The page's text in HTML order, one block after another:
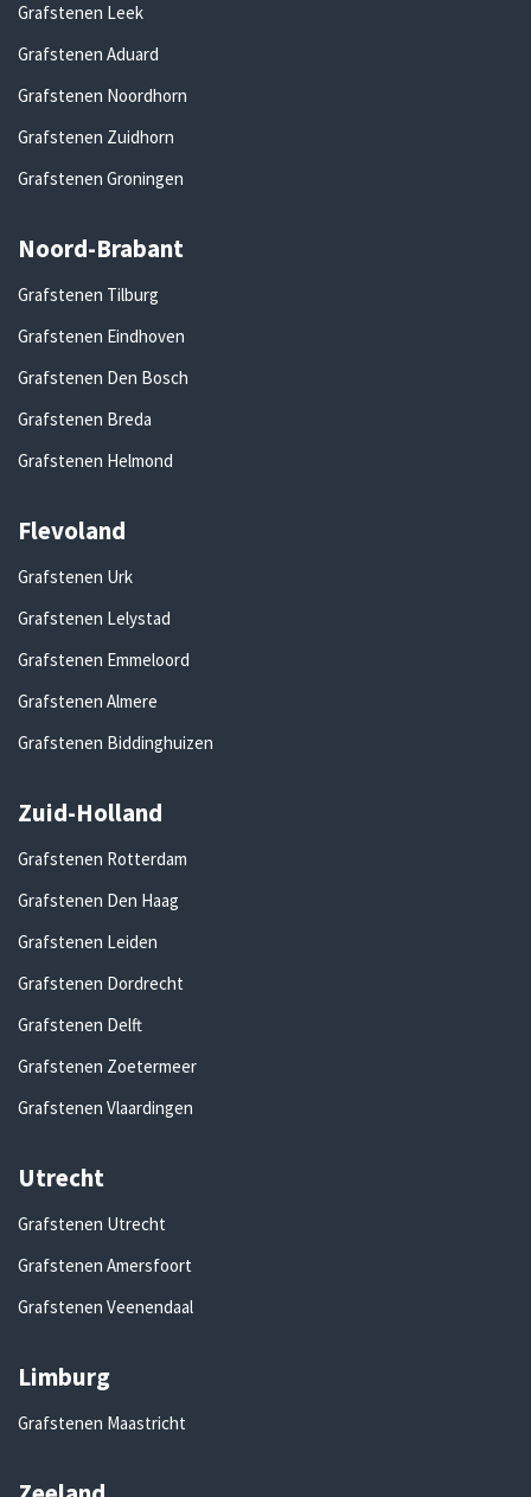
Grafstenen Leek
Grafstenen Aduard
Grafstenen Noordhorn
Grafstenen Zuidhorn
Grafstenen Groningen
Noord-Brabant
Grafstenen Tilburg
Grafstenen Eindhoven
Grafstenen Den Bosch
Grafstenen Breda
Grafstenen Helmond
Flevoland
Grafstenen Urk
Grafstenen Lelystad
Grafstenen Emmeloord
Grafstenen Almere
Grafstenen Biddinghuizen
Zuid-Holland
Grafstenen Rotterdam
Grafstenen Den Haag
Grafstenen Leiden
Grafstenen Dordrecht
Grafstenen Delft
Grafstenen Zoetermeer
Grafstenen Vlaardingen
Utrecht
Grafstenen Utrecht
Grafstenen Amersfoort
Grafstenen Veenendaal
Limburg
Grafstenen Maastricht